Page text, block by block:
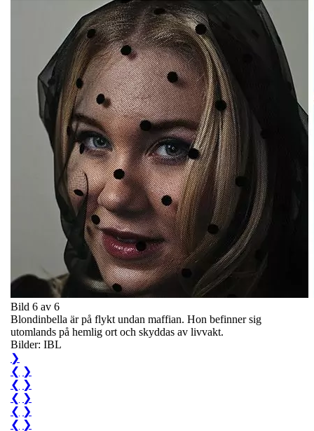
Bild 6 av 6
Blondinbella är på flykt undan maffian. Hon befinner sig
utomlands på hemlig ort och skyddas av livvakt.
Bilder: IBL
❯
❮ ❯
❮ ❯
❮ ❯
❮ ❯
❮ ❯